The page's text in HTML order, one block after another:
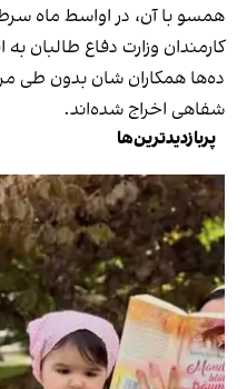
همسو با آن، در اواسط ماه
کارمندان وزارت دفاع طالبان
ده‌ها همکاران شان بدون طی
شفاهی اخراج شده‌اند.
پربازدیدترین‌ها